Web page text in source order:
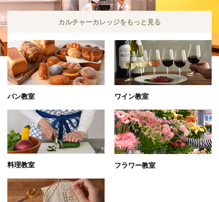
カルチャーカレッジをもっと見る
パン教室 ワイン教室
料理教室 フラワー教室